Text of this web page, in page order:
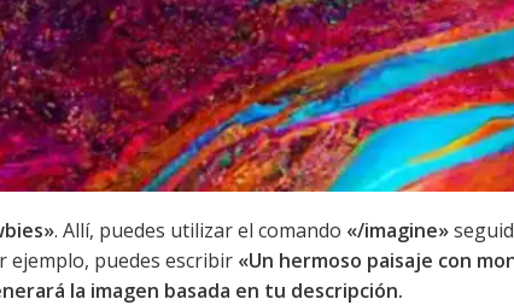
. Allí, puedes utilizar el comando «/imagine»
ejemplo, puedes escribir «Un hermoso paisaje con
la imagen basada en tu descripción.